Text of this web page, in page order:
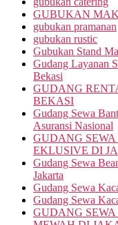
GUBUKAN
gubukan pramanan
gubukan rustic
Gubukan Stand
Gudang Layanan
Bekasi
GUDANG
BEKASI
Gudang Sewa
Asuransi Nasional
GUDANG
EKLUSIVE DI
Gudang Sewa
Jakarta
Gudang Sewa
Gudang Sewa
GUDANG